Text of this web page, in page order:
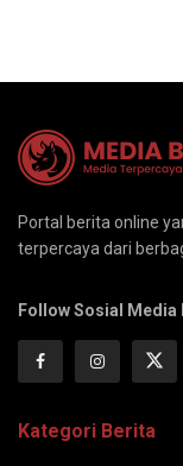
Portal berita online
terpercaya dari
Follow Sosial Media
Kategori Berita